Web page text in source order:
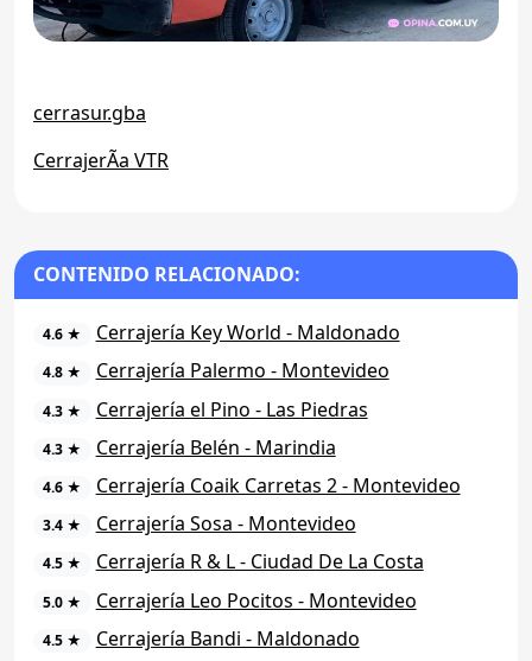
cerrasur.gba
CerrajerÃ­a VTR
CONTENIDO RELACIONADO:
4.6 ★ Cerrajería Key World - Maldonado
4.8 ★ Cerrajería Palermo - Montevideo
4.3 ★ Cerrajería el Pino - Las Piedras
4.3 ★ Cerrajería Belén - Marindia
4.6 ★ Cerrajería Coaik Carretas 2 - Montevideo
3.4 ★ Cerrajería Sosa - Montevideo
4.5 ★ Cerrajería R & L - Ciudad De La Costa
5.0 ★ Cerrajería Leo Pocitos - Montevideo
4.5 ★ Cerrajería Bandi - Maldonado